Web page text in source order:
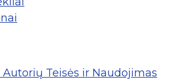
Teisės ir Naudojimas